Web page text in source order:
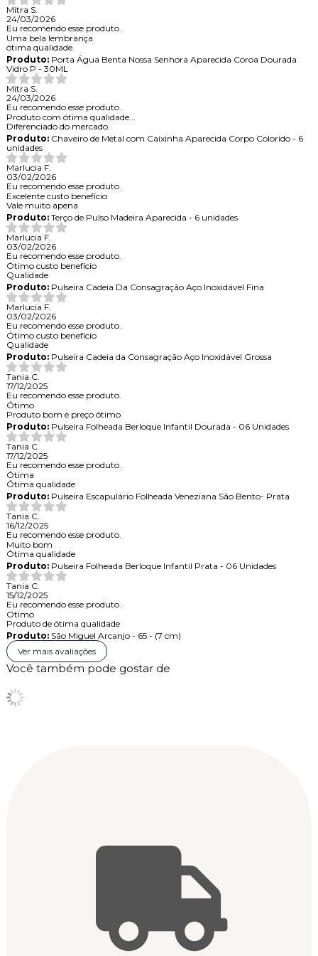
Mitra S.
24/03/2026
Eu recomendo esse produto.
Uma bela lembrança.
ótima qualidade.
Produto:Porta Água Benta Nossa Senhora Aparecida Coroa Dourada
Vidro P - 30ML
Mitra S.
24/03/2026
Eu recomendo esse produto.
Produto com ótima qualidade...
Diferenciado do mercado.
Produto:Chaveiro de Metal com Caixinha Aparecida Corpo Colorido - 6
unidades
Marlucia F.
03/02/2026
Eu recomendo esse produto.
Excelente custo benefício
Vale muito apena
Produto:Terço de Pulso Madeira Aparecida - 6 unidades
Marlucia F.
03/02/2026
Eu recomendo esse produto.
Ótimo custo benefício
Qualidade
Produto:Pulseira Cadeia Da Consagração Aço Inoxidável Fina
Marlucia F.
03/02/2026
Eu recomendo esse produto.
Ótimo custo benefício
Qualidade
Produto:Pulseira Cadeia da Consagração Aço Inoxidável Grossa
Tania C.
17/12/2025
Eu recomendo esse produto.
Ótimo
Produto bom e preço ótimo
Produto:Pulseira Folheada Berloque Infantil Dourada - 06 Unidades
Tania C.
17/12/2025
Eu recomendo esse produto.
Ótima
Ótima qualidade
Produto:Pulseira Escapulário Folheada Veneziana São Bento- Prata
Tania C.
16/12/2025
Eu recomendo esse produto.
Muito bom
Ótima qualidade
Produto:Pulseira Folheada Berloque Infantil Prata - 06 Unidades
Tania C.
15/12/2025
Eu recomendo esse produto.
Otimo
Produto de ótima qualidade
Produto:São Miguel Arcanjo - 65 - (7 cm)
Ver mais avaliações
Você também pode gostar de